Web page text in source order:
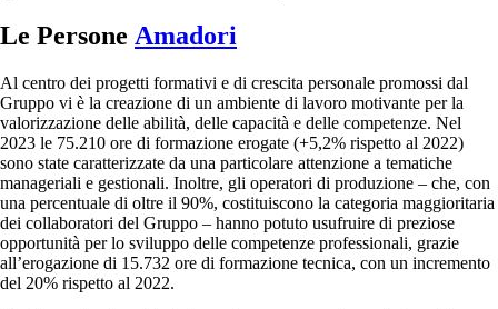
Le Persone Amadori
Al centro dei progetti formativi e di crescita personale promossi dal
Gruppo vi è la creazione di un ambiente di lavoro motivante per la
valorizzazione delle abilità, delle capacità e delle competenze. Nel
2023 le 75.210 ore di formazione erogate (+5,2% rispetto al 2022)
sono state caratterizzate da una particolare attenzione a tematiche
manageriali e gestionali. Inoltre, gli operatori di produzione – che, con
una percentuale di oltre il 90%, costituiscono la categoria maggioritaria
dei collaboratori del Gruppo – hanno potuto usufruire di preziose
opportunità per lo sviluppo delle competenze professionali, grazie
all’erogazione di 15.732 ore di formazione tecnica, con un incremento
del 20% rispetto al 2022.